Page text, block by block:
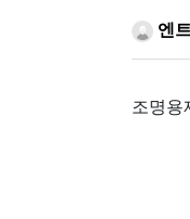
엔
조명용